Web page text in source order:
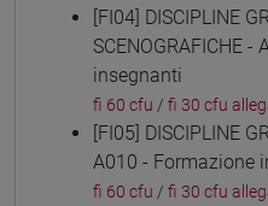
[FI04] DISCIPLINE
SCENOGRAFICHE
insegnanti
fi 60 cfu / fi 30 cfu
[FI05] DISCIPLINE
A010 - Formazione
fi 60 cfu / fi 30 cfu